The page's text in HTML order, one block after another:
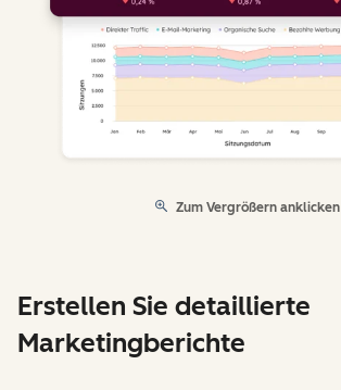
Zum Vergrößern anklicken
Erstellen Sie detaillierte
Marketingberichte